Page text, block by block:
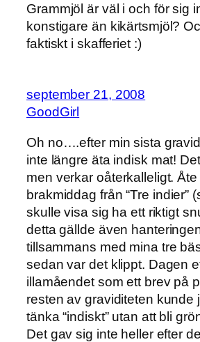
Grammjöl är väl i och för sig
konstigare än kikärtsmjöl?
faktiskt i skafferiet :)
september 21, 2008
GoodGirl
Oh no….efter min sista
inte längre äta indisk mat!
men verkar oåterkalleligt. Åte
brakmiddag från “Tre indier”
skulle visa sig ha ett riktigt
detta gällde även
tillsammans med mina tre
sedan var det klippt. Dagen
illamåendet som ett brev på
resten av graviditeten kunde
tänka “indiskt” utan att bli
Det gav sig inte heller efter